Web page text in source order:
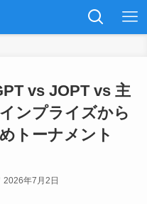
vs JOPT vs 主
ンプライズから
トーナメント
2026年7月2日